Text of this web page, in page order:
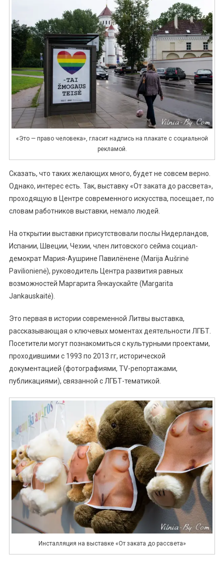
«Это — право человека», гласит надпись на плакате с социальной
рекламой.
Сказать, что таких желающих много, будет не совсем верно.
Однако, интерес есть. Так, выставку «От заката до рассвета»,
проходящую в Центре современного искусства, посещает, по
словам работников выставки, немало людей.
На открытии выставки присутствовали послы Нидерландов,
Испании, Швеции, Чехии, член литовского сейма социал-
демократ Мария-Аушрине Павилёнене (Marija Aušrinė
Pavilionienė), руководитель Центра развития равных
возможностей Маргарита Янкаускайте (Margarita
Jankauskaitė).
Это первая в истории современной Литвы выставка,
рассказывающая о ключевых моментах деятельности ЛГБТ.
Посетители могут познакомиться с культурными проектами,
проходившими с 1993 по 2013 гг, исторической
документацией (фотографиями, TV-репортажами,
публикациями), связанной с ЛГБТ-тематикой.
Инсталляция на выставке «От заката до рассвета»